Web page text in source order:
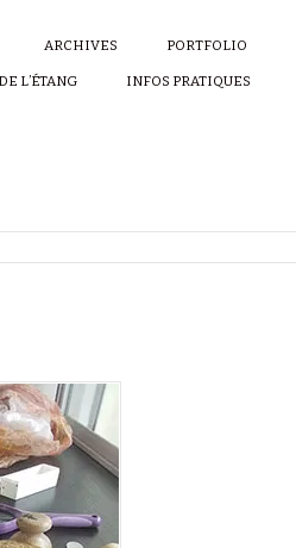
ARCHIVES PORTFOLIO
L’ÉTANG INFOS PRATIQUES